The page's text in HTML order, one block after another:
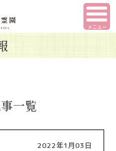
メニュー
一覧
2022年1月03日